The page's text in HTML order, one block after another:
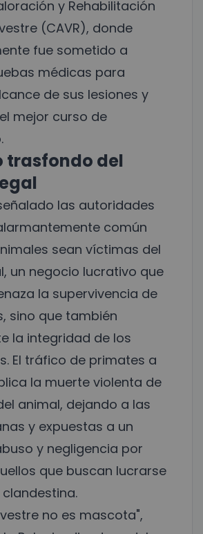
y Rehabilitación
(CAVR), donde
fue sometido a
médicas para
de sus lesiones y
mejor curso de
trasfondo del
las autoridades
común
sean víctimas del
un negocio lucrativo que
la supervivencia de
sino que también
la integridad de los
El tráfico de primates a
la muerte violenta de
animal, dejando a las
y expuestas a un
y negligencia por
que buscan lucrarse
no es mascota",